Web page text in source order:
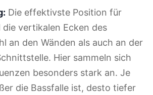
Die effektivste Position für
die vertikalen Ecken des
an den Wänden als auch an der
Hier sammeln sich
besonders stark an. Je
die Bassfalle ist, desto tiefer